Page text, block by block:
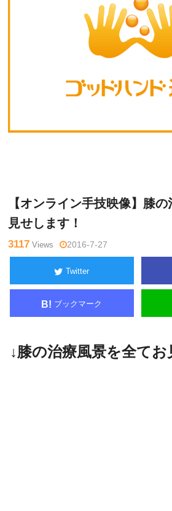
【オンライン手技映像】膝
見せします！
3117 Views 2016-7-27
Twitter
B! ブックマーク
↓膝の治療風景を全て